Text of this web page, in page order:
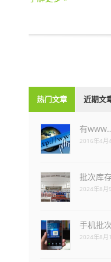
热门文章 近期文
有
2016年4月
批次库
2024年8月
手机批
2024年8月